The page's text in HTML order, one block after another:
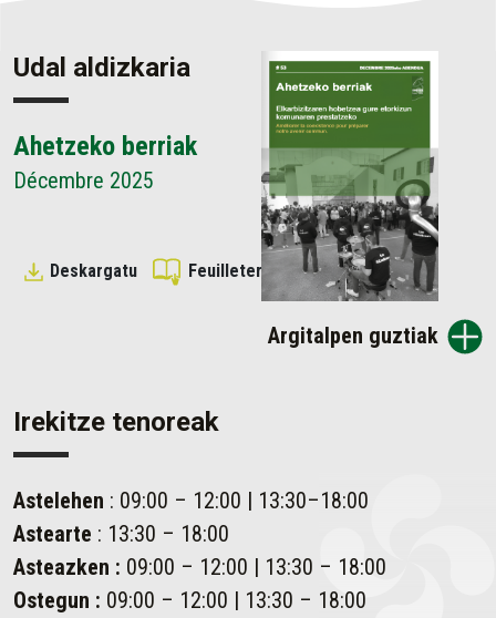
Udal aldizkaria
Ahetzeko berriak
Décembre 2025
Deskargatu Feuilleter
Argitalpen guztiak
Irekitze tenoreak
Astelehen : 09:00 – 12:00 | 13:30–18:00
Astearte : 13:30 – 18:00
Asteazken : 09:00 – 12:00 | 13:30 – 18:00
Ostegun : 09:00 – 12:00 | 13:30 – 18:00